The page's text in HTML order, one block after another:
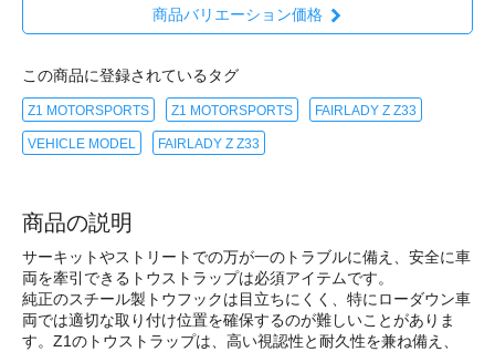
商品バリエーション価格
この商品に登録されているタグ
Z1 MOTORSPORTS Z1 MOTORSPORTS FAIRLADY Z Z33
VEHICLE MODEL FAIRLADY Z Z33
商品の説明
サーキットやストリートでの万が一のトラブルに備え、安全に車
両を牽引できるトウストラップは必須アイテムです。
純正のスチール製トウフックは目立ちにくく、特にローダウン車
両では適切な取り付け位置を確保するのが難しいことがありま
す。Z1のトウストラップは、高い視認性と耐久性を兼ね備え、